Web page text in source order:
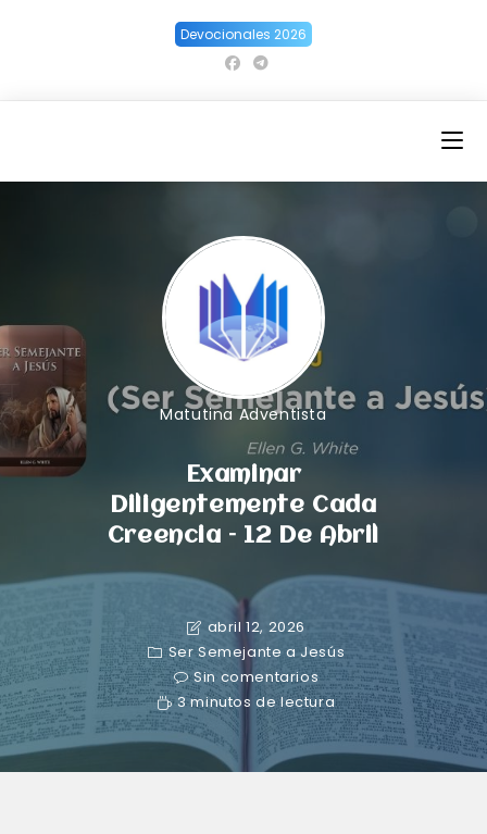
Devocionales 2026
Matutina Adventista
Examinar
Diligentemente Cada
Creencia – 12 De Abril
abril 12, 2026
Ser Semejante a Jesús
Sin comentarios
3 minutos de lectura